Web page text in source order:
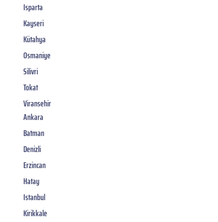
Isparta
Kayseri
Kütahya
Osmaniye
Silivri
Tokat
Viransehir
Ankara
Batman
Denizli
Erzincan
Hatay
Istanbul
Kirikkale